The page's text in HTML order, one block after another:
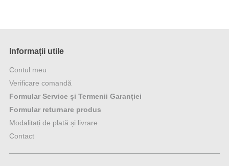
Informații utile
Contul meu
Verificare comandă
Formular Service și Termenii Garanției
Formular returnare produs
Modalitați de plată și livrare
Contact